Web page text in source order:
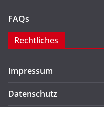
FAQs
Rechtliches
Impressum
Datenschutz